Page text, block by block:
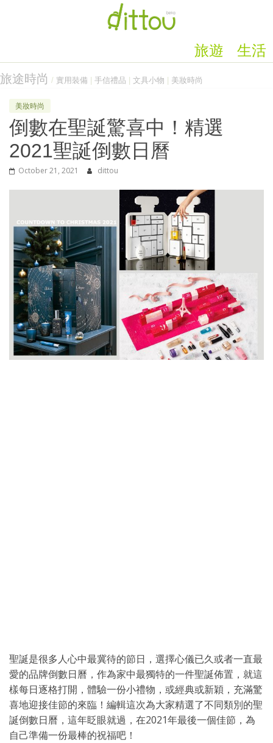
生活
旅遊
旅途時尚 / 實用裝備 手信禮品 文具小物 美妝時尚
美妝時尚
倒數在聖誕驚喜中！精選
2021聖誕倒數日曆
October 21, 2021 dittou
聖誕是很多人心中最冀待的節日，選擇心儀已久或者一直最
愛的品牌倒數日曆，作為家中最獨特的一件聖誕佈置，就這
樣每日逐格打開，體驗一份小禮物，或經典或新穎，充滿驚
喜地迎接佳節的來臨！編輯這次為大家精選了不同類別的聖
誕倒數日曆，這年眨眼就過，在2021年最後一個佳節，為
自己準備一份最棒的祝福吧！